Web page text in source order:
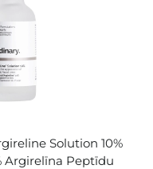
Solution 10%
Argirelīna Peptīdu